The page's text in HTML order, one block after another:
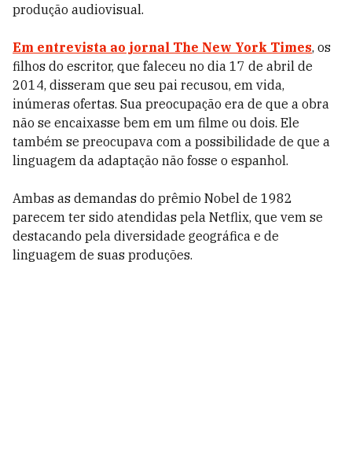
produção audiovisual.
Em entrevista ao jornal The New York Times, os
filhos do escritor, que faleceu no dia 17 de abril de
2014, disseram que seu pai recusou, em vida,
inúmeras ofertas. Sua preocupação era de que a obra
não se encaixasse bem em um filme ou dois. Ele
também se preocupava com a possibilidade de que a
linguagem da adaptação não fosse o espanhol.
Ambas as demandas do prêmio Nobel de 1982
parecem ter sido atendidas pela Netflix, que vem se
destacando pela diversidade geográfica e de
linguagem de suas produções.